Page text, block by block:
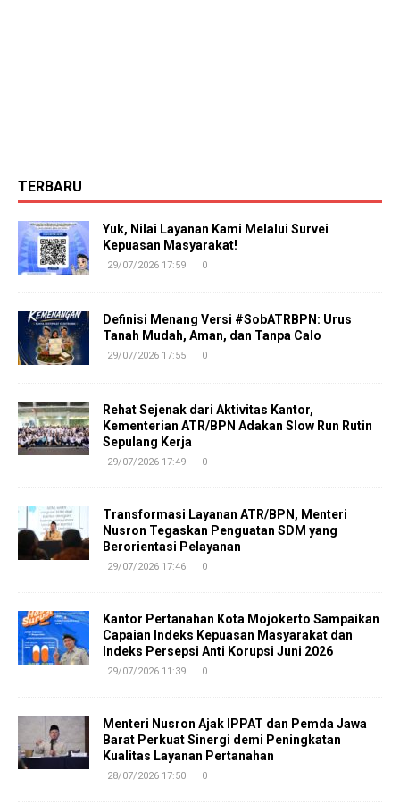
TERBARU
Yuk, Nilai Layanan Kami Melalui Survei
Kepuasan Masyarakat!
29/07/2026 17:59 0
Definisi Menang Versi #SobATRBPN: Urus
Tanah Mudah, Aman, dan Tanpa Calo
29/07/2026 17:55 0
Rehat Sejenak dari Aktivitas Kantor,
Kementerian ATR/BPN Adakan Slow Run Rutin
Sepulang Kerja
29/07/2026 17:49 0
Transformasi Layanan ATR/BPN, Menteri
Nusron Tegaskan Penguatan SDM yang
Berorientasi Pelayanan
29/07/2026 17:46 0
Kantor Pertanahan Kota Mojokerto Sampaikan
Capaian Indeks Kepuasan Masyarakat dan
Indeks Persepsi Anti Korupsi Juni 2026
29/07/2026 11:39 0
Menteri Nusron Ajak IPPAT dan Pemda Jawa
Barat Perkuat Sinergi demi Peningkatan
Kualitas Layanan Pertanahan
28/07/2026 17:50 0